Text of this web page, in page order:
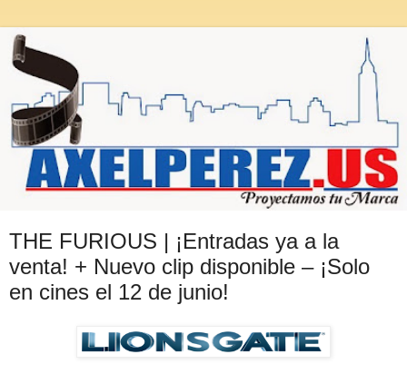
THE FURIOUS | ¡Entradas ya a la
venta! + Nuevo clip disponible – ¡Solo
en cines el 12 de junio!